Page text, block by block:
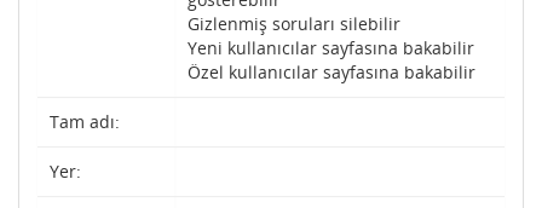
Gizlenmiş soruları silebilir
Yeni kullanıcılar sayfasına bakabilir
Özel kullanıcılar sayfasına bakabilir
Tam adı:
Yer: